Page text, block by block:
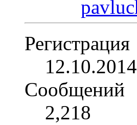
Регистрация
12.10.2014
Сообщений
2,218